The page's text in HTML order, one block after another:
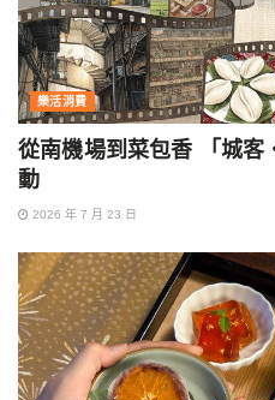
樂活消費
從南機場到菜包香 「城客
動
2026 年 7 月 23 日